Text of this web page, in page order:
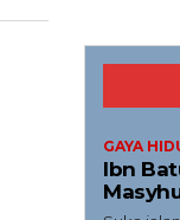
GAYA
Ibn